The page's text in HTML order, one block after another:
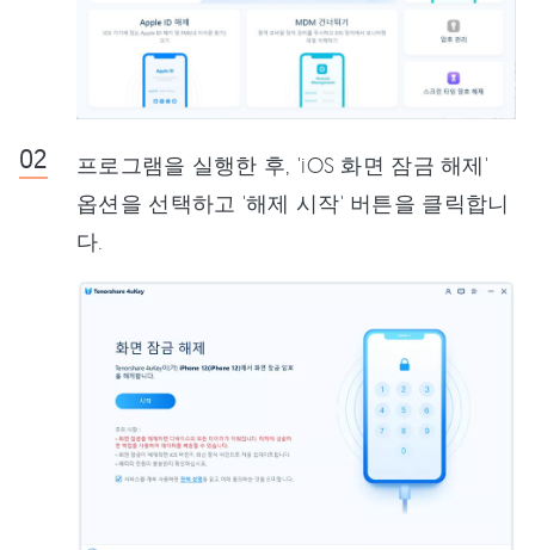
프로그램을 실행한 후, 'iOS 화면 잠금 해제'
옵션을 선택하고 '해제 시작' 버튼을 클릭합니
다.